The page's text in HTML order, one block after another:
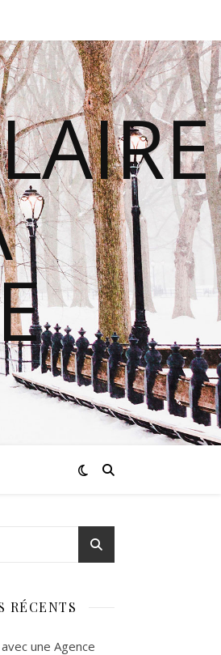
RÉCENTS
une Agence